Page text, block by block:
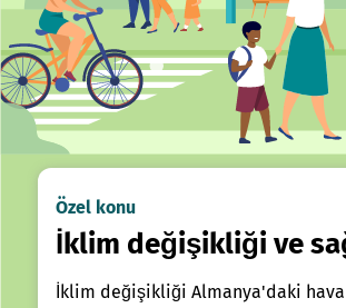
Özel konu
İklim değişikliği ve
İklim değişikliği Almanya'daki hava